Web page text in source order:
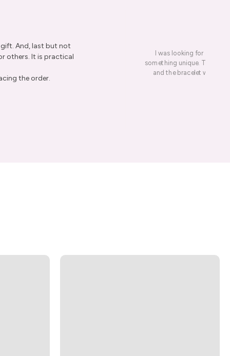
And, last but not
others. It is practical
the order.
I was looking for a
something unique. This led
and the bracelet was